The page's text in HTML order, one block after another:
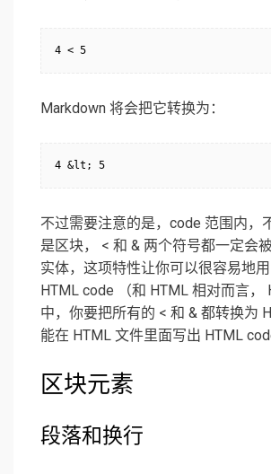
4 < 5
Markdown 将会把它转换为：
4 &lt; 5
不过需要注意的是，code 范围内，
是区块， < 和 & 两个符号都一定会
实体，这项特性让你可以很容易地
HTML code （和 HTML 相对而言，
中，你要把所有的 < 和 & 都转换为
能在 HTML 文件里面写出 HTML
区块元素
段落和换行